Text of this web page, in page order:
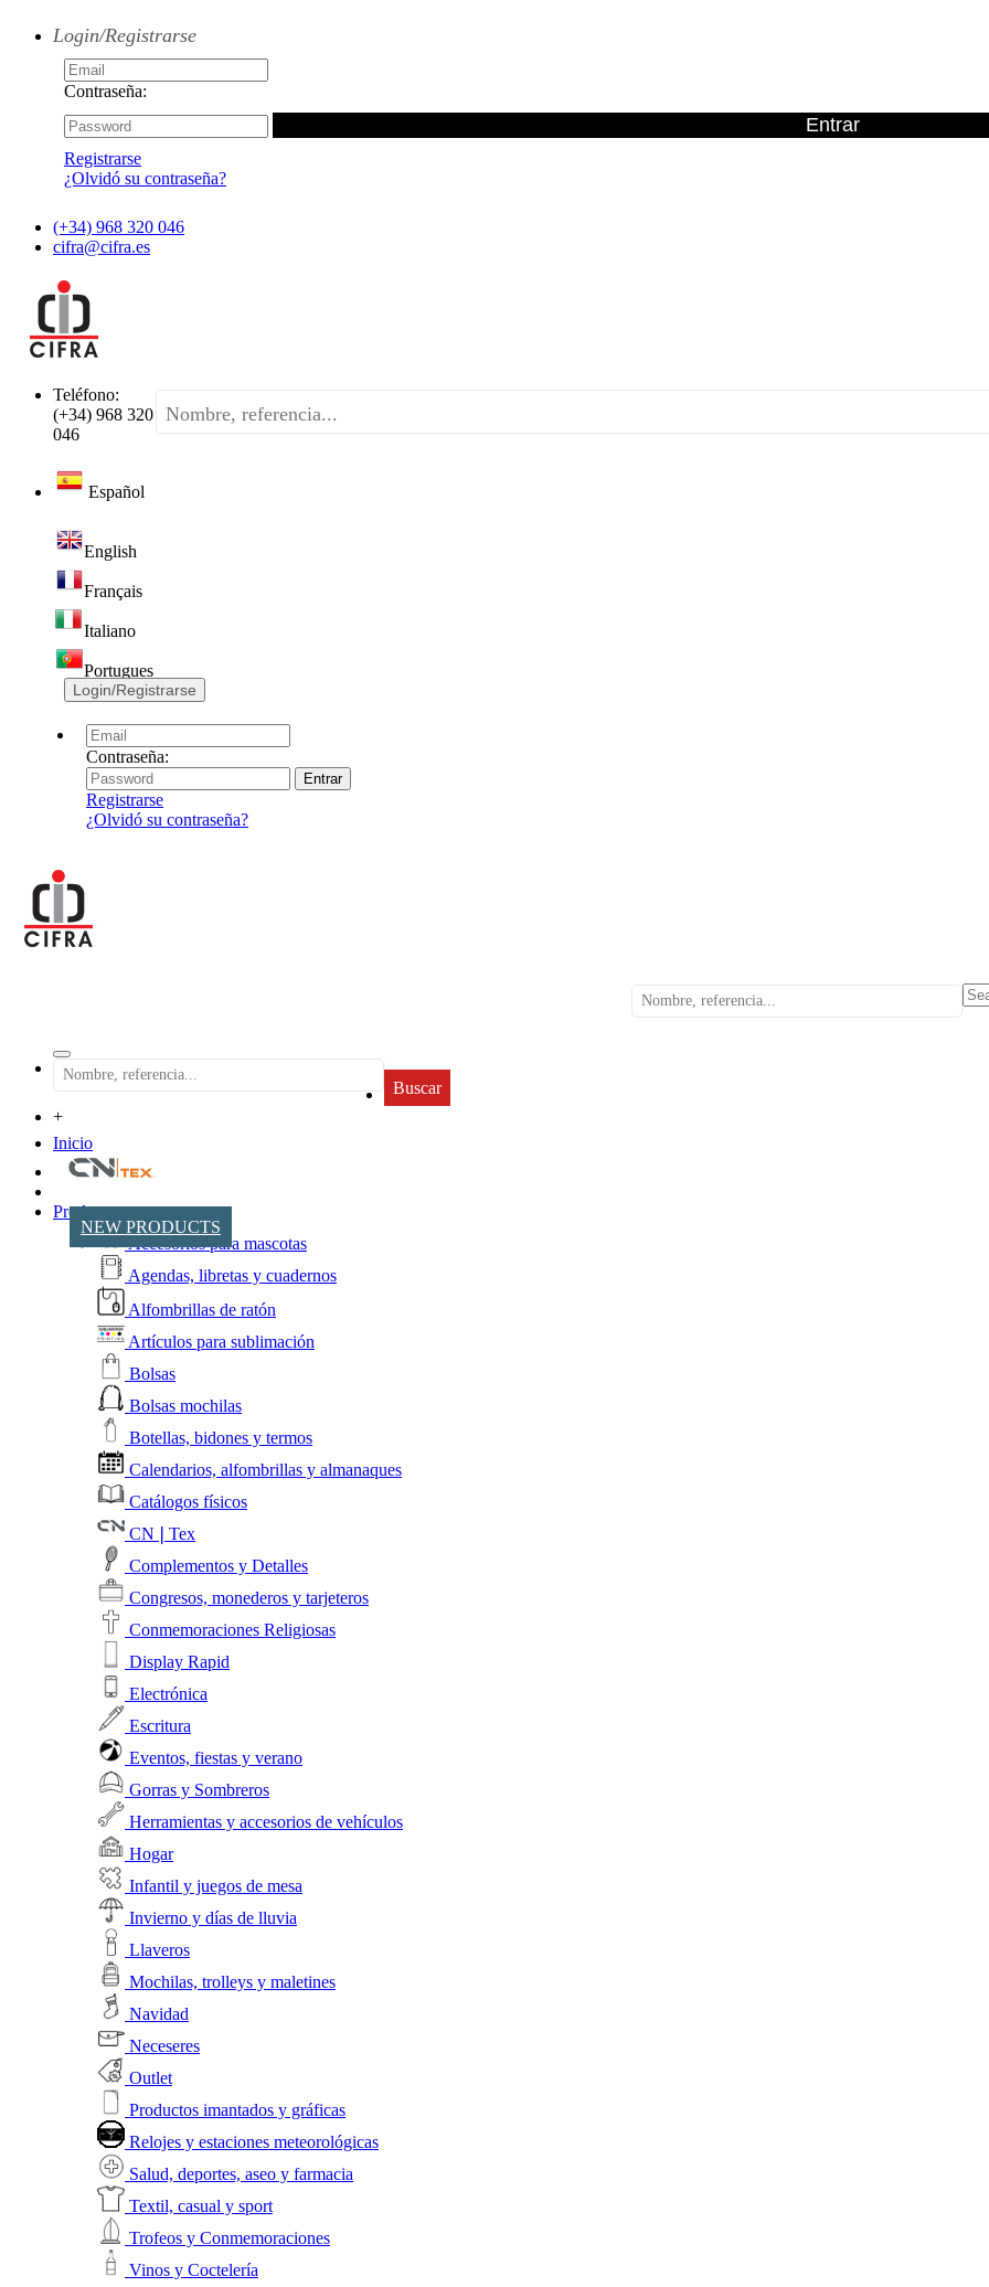
Login/Registrarse
Contraseña:
Registrarse
¿Olvidó su contraseña?
(+34) 968 320 046
cifra@cifra.es
Teléfono:
(+34) 968 320
046
Español
English
Français
Italiano
Portugues
Login/Registrarse
Contraseña:
Registrarse
¿Olvidó su contraseña?
Buscar
+
Inicio
NEW PRODUCTS
Productos
Accesorios para mascotas
Agendas, libretas y cuadernos
Alfombrillas de ratón
Artículos para sublimación
Bolsas
Bolsas mochilas
Botellas, bidones y termos
Calendarios, alfombrillas y almanaques
Catálogos físicos
CN❘Tex
Complementos y Detalles
Congresos, monederos y tarjeteros
Conmemoraciones Religiosas
Display Rapid
Electrónica
Escritura
Eventos, fiestas y verano
Gorras y Sombreros
Herramientas y accesorios de vehículos
Hogar
Infantil y juegos de mesa
Invierno y días de lluvia
Llaveros
Mochilas, trolleys y maletines
Navidad
Neceseres
Outlet
Productos imantados y gráficas
Relojes y estaciones meteorológicas
Salud, deportes, aseo y farmacia
Textil, casual y sport
Trofeos y Conmemoraciones
Vinos y Coctelería